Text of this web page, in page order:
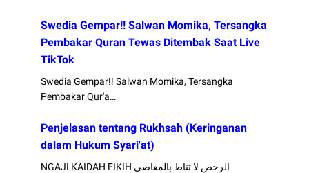
Swedia Gempar!! Salwan Momika, Tersangka
Pembakar Quran Tewas Ditembak Saat Live
TikTok
Swedia Gempar!! Salwan Momika, Tersangka
Pembakar Qur'a…
Penjelasan tentang Rukhsah (Keringanan
dalam Hukum Syari'at)
NGAJI KAIDAH FIKIH الرخص لا تناط بالمعاصي